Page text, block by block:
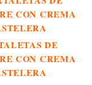
DE
CON CREMA